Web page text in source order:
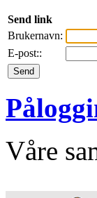
Send link
Brukernavn:
E-post::
Våre